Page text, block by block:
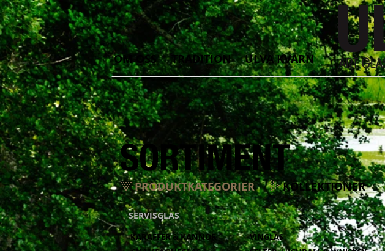
OM OSS TRADITION ULVA KVARN
PRODUKTKATEGORIER KOLLEKTIONER
VINGLAS
KARAFFER & KANNOR
SERVISGLAS